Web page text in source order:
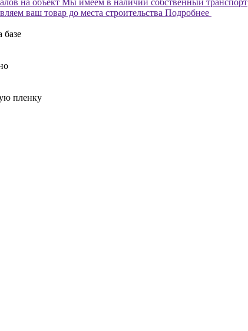
ваш товар до места строительства Подробнее
базе
пленку